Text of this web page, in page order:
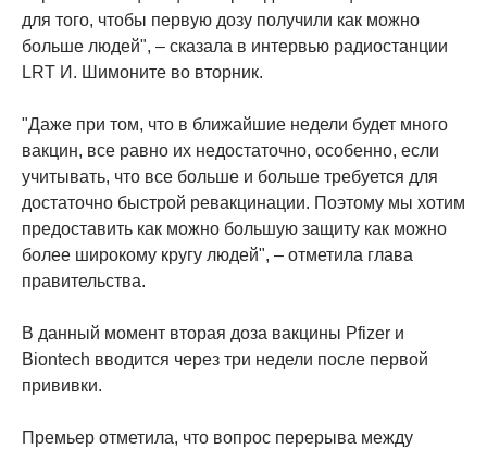
для того, чтобы первую дозу получили как можно
больше людей", – сказала в интервью радиостанции
LRT И. Шимоните во вторник.
"Даже при том, что в ближайшие недели будет много
вакцин, все равно их недостаточно, особенно, если
учитывать, что все больше и больше требуется для
достаточно быстрой ревакцинации. Поэтому мы хотим
предоставить как можно большую защиту как можно
более широкому кругу людей", – отметила глава
правительства.
В данный момент вторая доза вакцины Pfizer и
Biontech вводится через три недели после первой
прививки.
Премьер отметила, что вопрос перерыва между